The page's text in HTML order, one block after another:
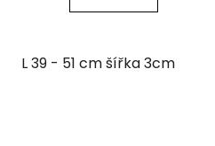
L 39 - 51 cm šířka 3cm